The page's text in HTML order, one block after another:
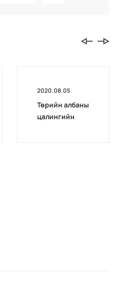
2020.08.05
Төрийн албаны
цалингийн